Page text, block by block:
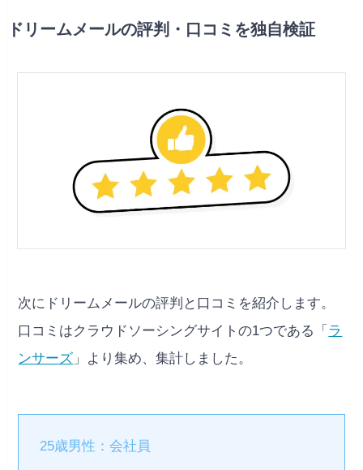
ドリームメールの評判・口コミを独自検証
次にドリームメールの評判と口コミを紹介します。
口コミはクラウドソーシングサイトの1つである「 ラ
ンサーズ 」より集め、集計しました。
25歳男性：会社員